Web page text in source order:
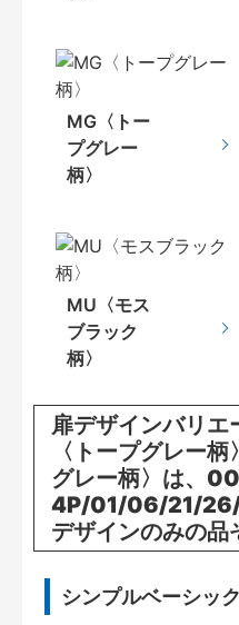
MG〈トー
プグレー
柄〉
MU〈モス
ブラック
柄〉
扉デザインバリエ
〈トープグレー
グレー柄〉は、
4P/01/06/21/
デザインのみの品
シンプルベーシッ